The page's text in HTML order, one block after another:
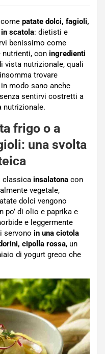
patate dolci, fagioli,
scatola: dietisti e
benissimo come
nutrienti, con ingredienti
vista nutrizionale, quali
trovare
modo sano anche
sentirvi costretti a
nutrizionale.
frigo o a
una svolta
classica insalatona con
vegetale,
dolci vengono
po’ di olio e paprika e
e leggermente
servono in una ciotola
cipolla rossa, un
di yogurt greco che